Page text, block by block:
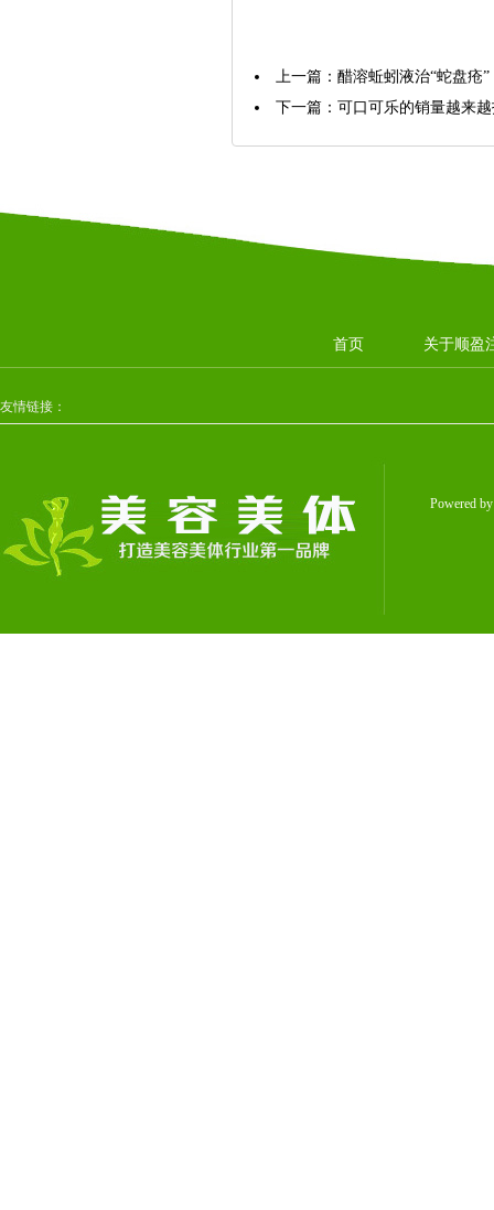
上一篇： 醋溶蚯蚓液治“蛇盘疮”
下一篇： 可口可乐的销量越来
首页 关于顺盈
友情链接：
Powered